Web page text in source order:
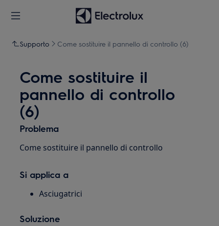
Supporto Come sostituire il pannello di controllo (6)
Come sostituire il
pannello di controllo
(6)
Problema
Come sostituire il pannello di controllo
Si applica a
Asciugatrici
Soluzione